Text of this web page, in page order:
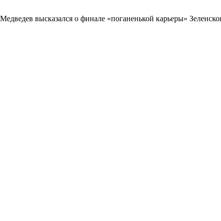
Медведев высказался о финале «поганенькой карьеры»